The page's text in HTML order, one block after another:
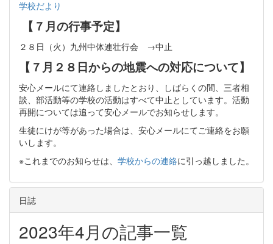
学校だより
【７月の行事予定】
２８日（火）九州中体連壮行会 →中止
【７月２８日からの地震への対応について】
安心メールにて連絡しましたとおり、しばらくの間、三者相
談、部活動等の学校の活動はすべて中止としています。活動
再開については追って安心メールでお知らせします。
生徒にけが等があった場合は、安心メールにてご連絡をお願
いします。
※これまでのお知らせは、 学校からの連絡に引っ越しました。
日誌
2023年4月の記事一覧